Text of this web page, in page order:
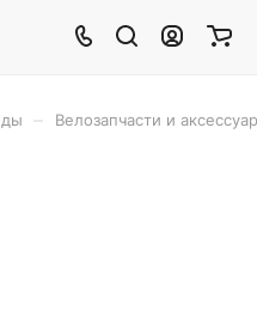
Велозапчасти и